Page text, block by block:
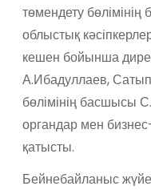
төмендету
облыстық
кешен бойынша
А.Ибадуллаев, Сатып
бөлімінің басшысы
органдар мен
қатысты.
Бейнебайланыс